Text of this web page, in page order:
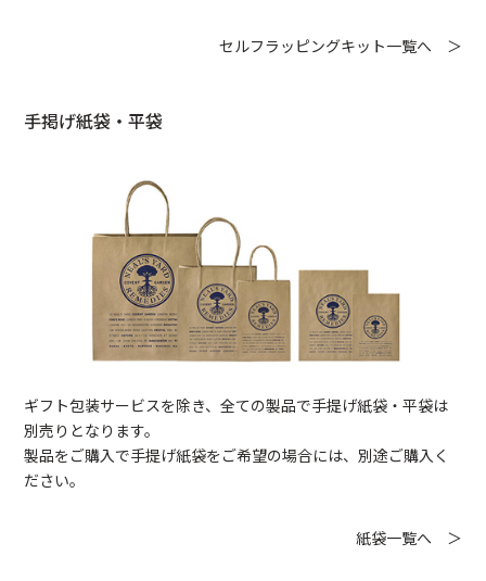
セルフラッピングキット一覧へ ＞
手掲げ紙袋・平袋
ギフト包装サービスを除き、全ての製品で手提げ紙袋・平袋は
別売りとなります。
製品をご購入で手提げ紙袋をご希望の場合には、別途ご購入く
ださい。
紙袋一覧へ ＞